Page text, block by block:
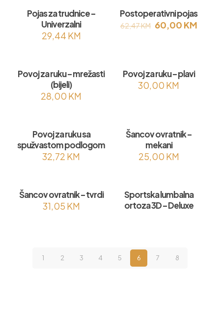
Pojas za trudnice –
Univerzalni
29,44 KM
ON SALE
Postoperativni pojas
62,47KM Original
price
60,00 KM
Povoj za ruku – mrežasti
(bijeli)
28,00 KM
Povoj za ruku – plavi
30,00 KM
Povoj za ruku sa
spužvastom podlogom
32,72 KM
Šancov ovratnik –
mekani
25,00 KM
Šancov ovratnik – tvrdi
31,05 KM
Sportska lumbalna
ortoza 3D – Deluxe
1 2 3 4 5 6 7 8